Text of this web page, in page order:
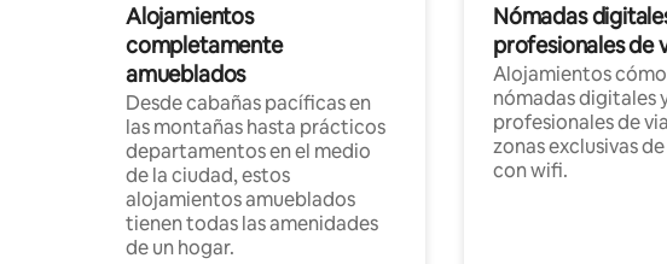
Alojamientos
completamente
amueblados
Desde cabañas pacíficas en
las montañas hasta prácticos
departamentos en el medio
de la ciudad, estos
alojamientos amueblados
tienen todas las amenidades
de un hogar.
Nómadas
profesionales de
Alojamientos
nómadas digitales
profesionales de
zonas exclusivas
con wifi.